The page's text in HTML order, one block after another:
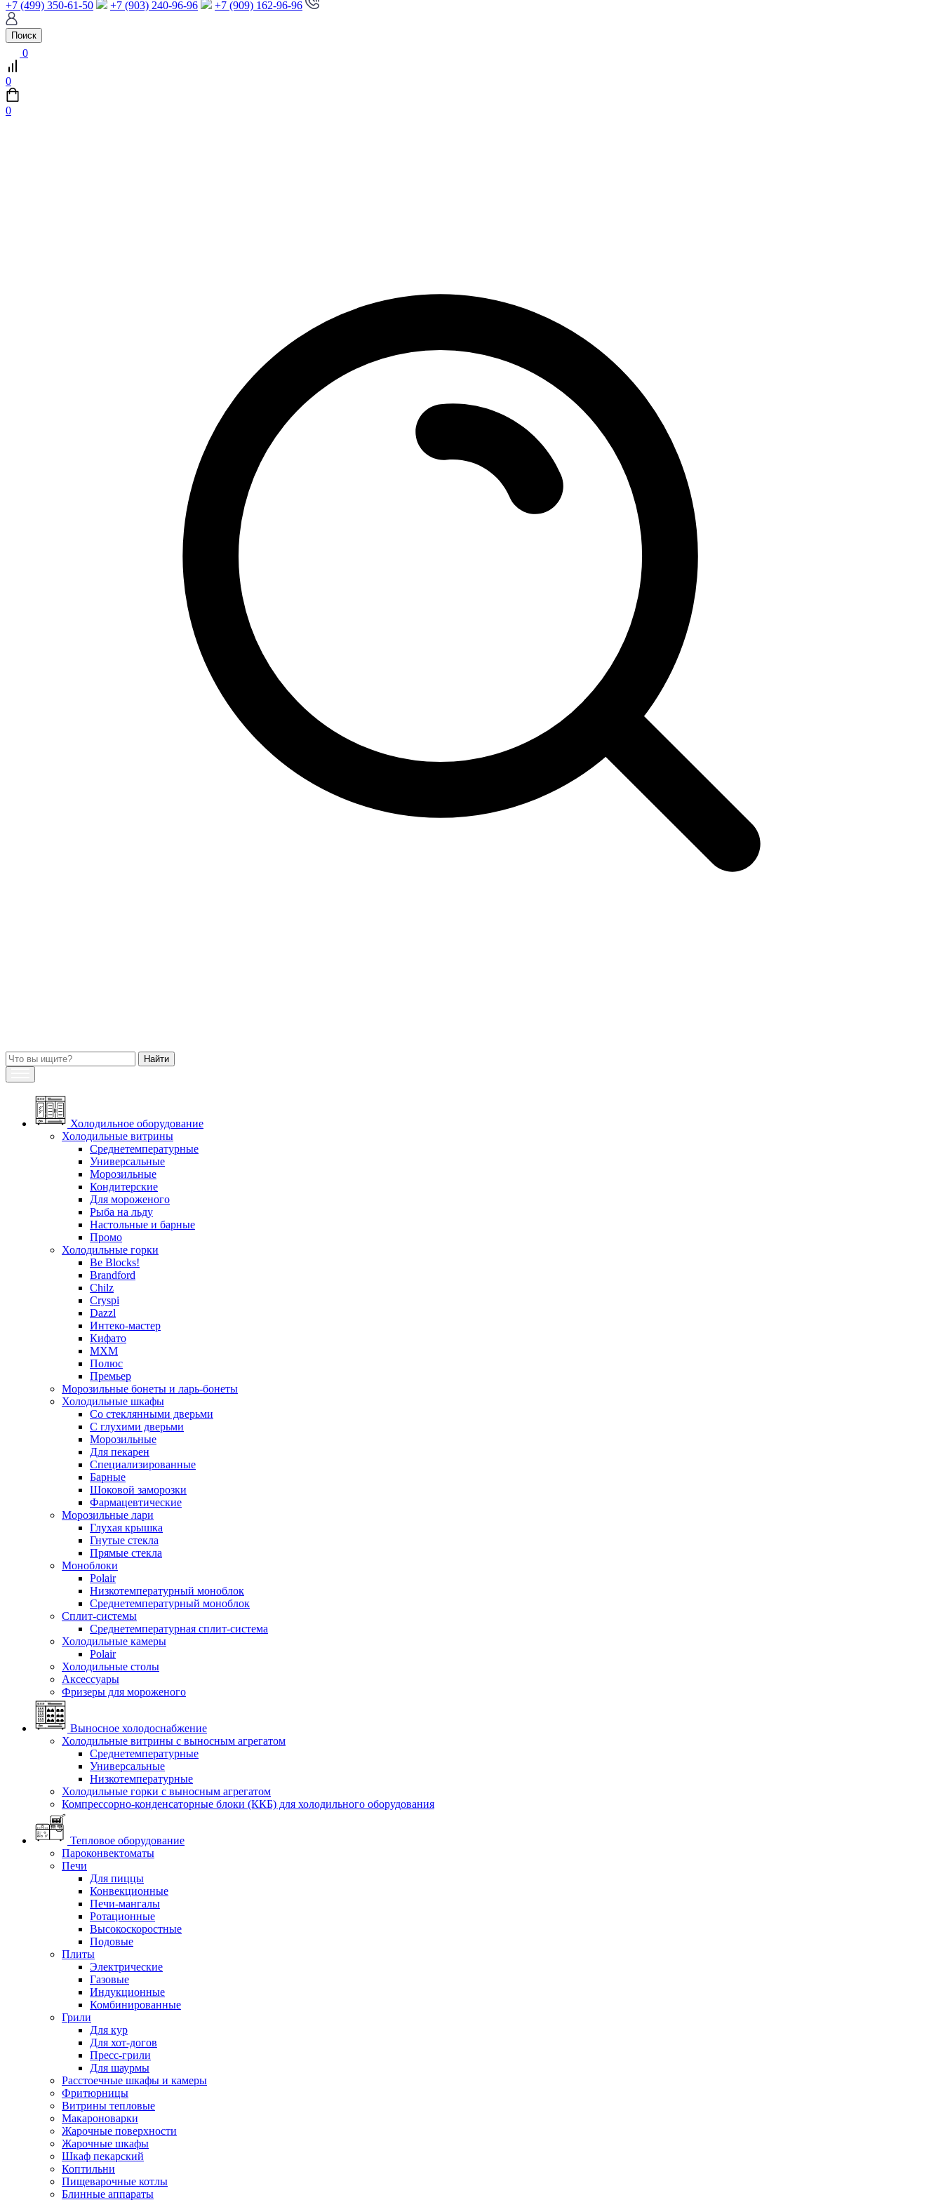
+7 (499) 350-61-50 +7 (903) 240-96-96 +7 (909) 162-96-96
Поиск
0
0
0
Холодильное оборудование
Холодильные витрины
Среднетемпературные
Универсальные
Морозильные
Кондитерские
Для мороженого
Рыба на льду
Настольные и барные
Промо
Холодильные горки
Be Blocks!
Brandford
Chilz
Cryspi
Dazzl
Интеко-мастер
Кифато
МХМ
Полюс
Премьер
Морозильные бонеты и ларь-бонеты
Холодильные шкафы
Со стеклянными дверьми
С глухими дверьми
Морозильные
Для пекарен
Специализированные
Барные
Шоковой заморозки
Фармацевтические
Морозильные лари
Глухая крышка
Гнутые стекла
Прямые стекла
Моноблоки
Polair
Низкотемпературный моноблок
Среднетемпературный моноблок
Сплит-системы
Среднетемпературная сплит-система
Холодильные камеры
Polair
Холодильные столы
Аксессуары
Фризеры для мороженого
Выносное холодоснабжение
Холодильные витрины с выносным агрегатом
Среднетемпературные
Универсальные
Низкотемпературные
Холодильные горки с выносным агрегатом
Компрессорно-конденсаторные блоки (ККБ) для холодильного оборудования
Тепловое оборудование
Пароконвектоматы
Печи
Для пиццы
Конвекционные
Печи-мангалы
Ротационные
Высокоскоростные
Подовые
Плиты
Электрические
Газовые
Индукционные
Комбинированные
Грили
Для кур
Для хот-догов
Пресс-грили
Для шаурмы
Расстоечные шкафы и камеры
Фритюрницы
Витрины тепловые
Макароноварки
Жарочные поверхности
Жарочные шкафы
Шкаф пекарский
Коптильни
Пищеварочные котлы
Блинные аппараты